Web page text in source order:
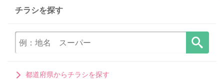
チラシを探す
都道府県からチラシを探す